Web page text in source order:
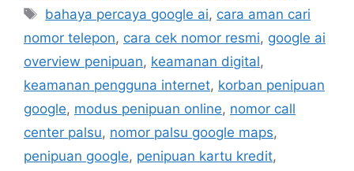
e
g
o
r
e
s
T
a
s
bahaya percaya google ai, cara aman cari
nomor telepon, cara cek nomor resmi, google ai
overview penipuan, keamanan digital,
keamanan pengguna internet, korban penipuan
google, modus penipuan online, nomor call
center palsu, nomor palsu google maps,
penipuan google, penipuan kartu kredit,